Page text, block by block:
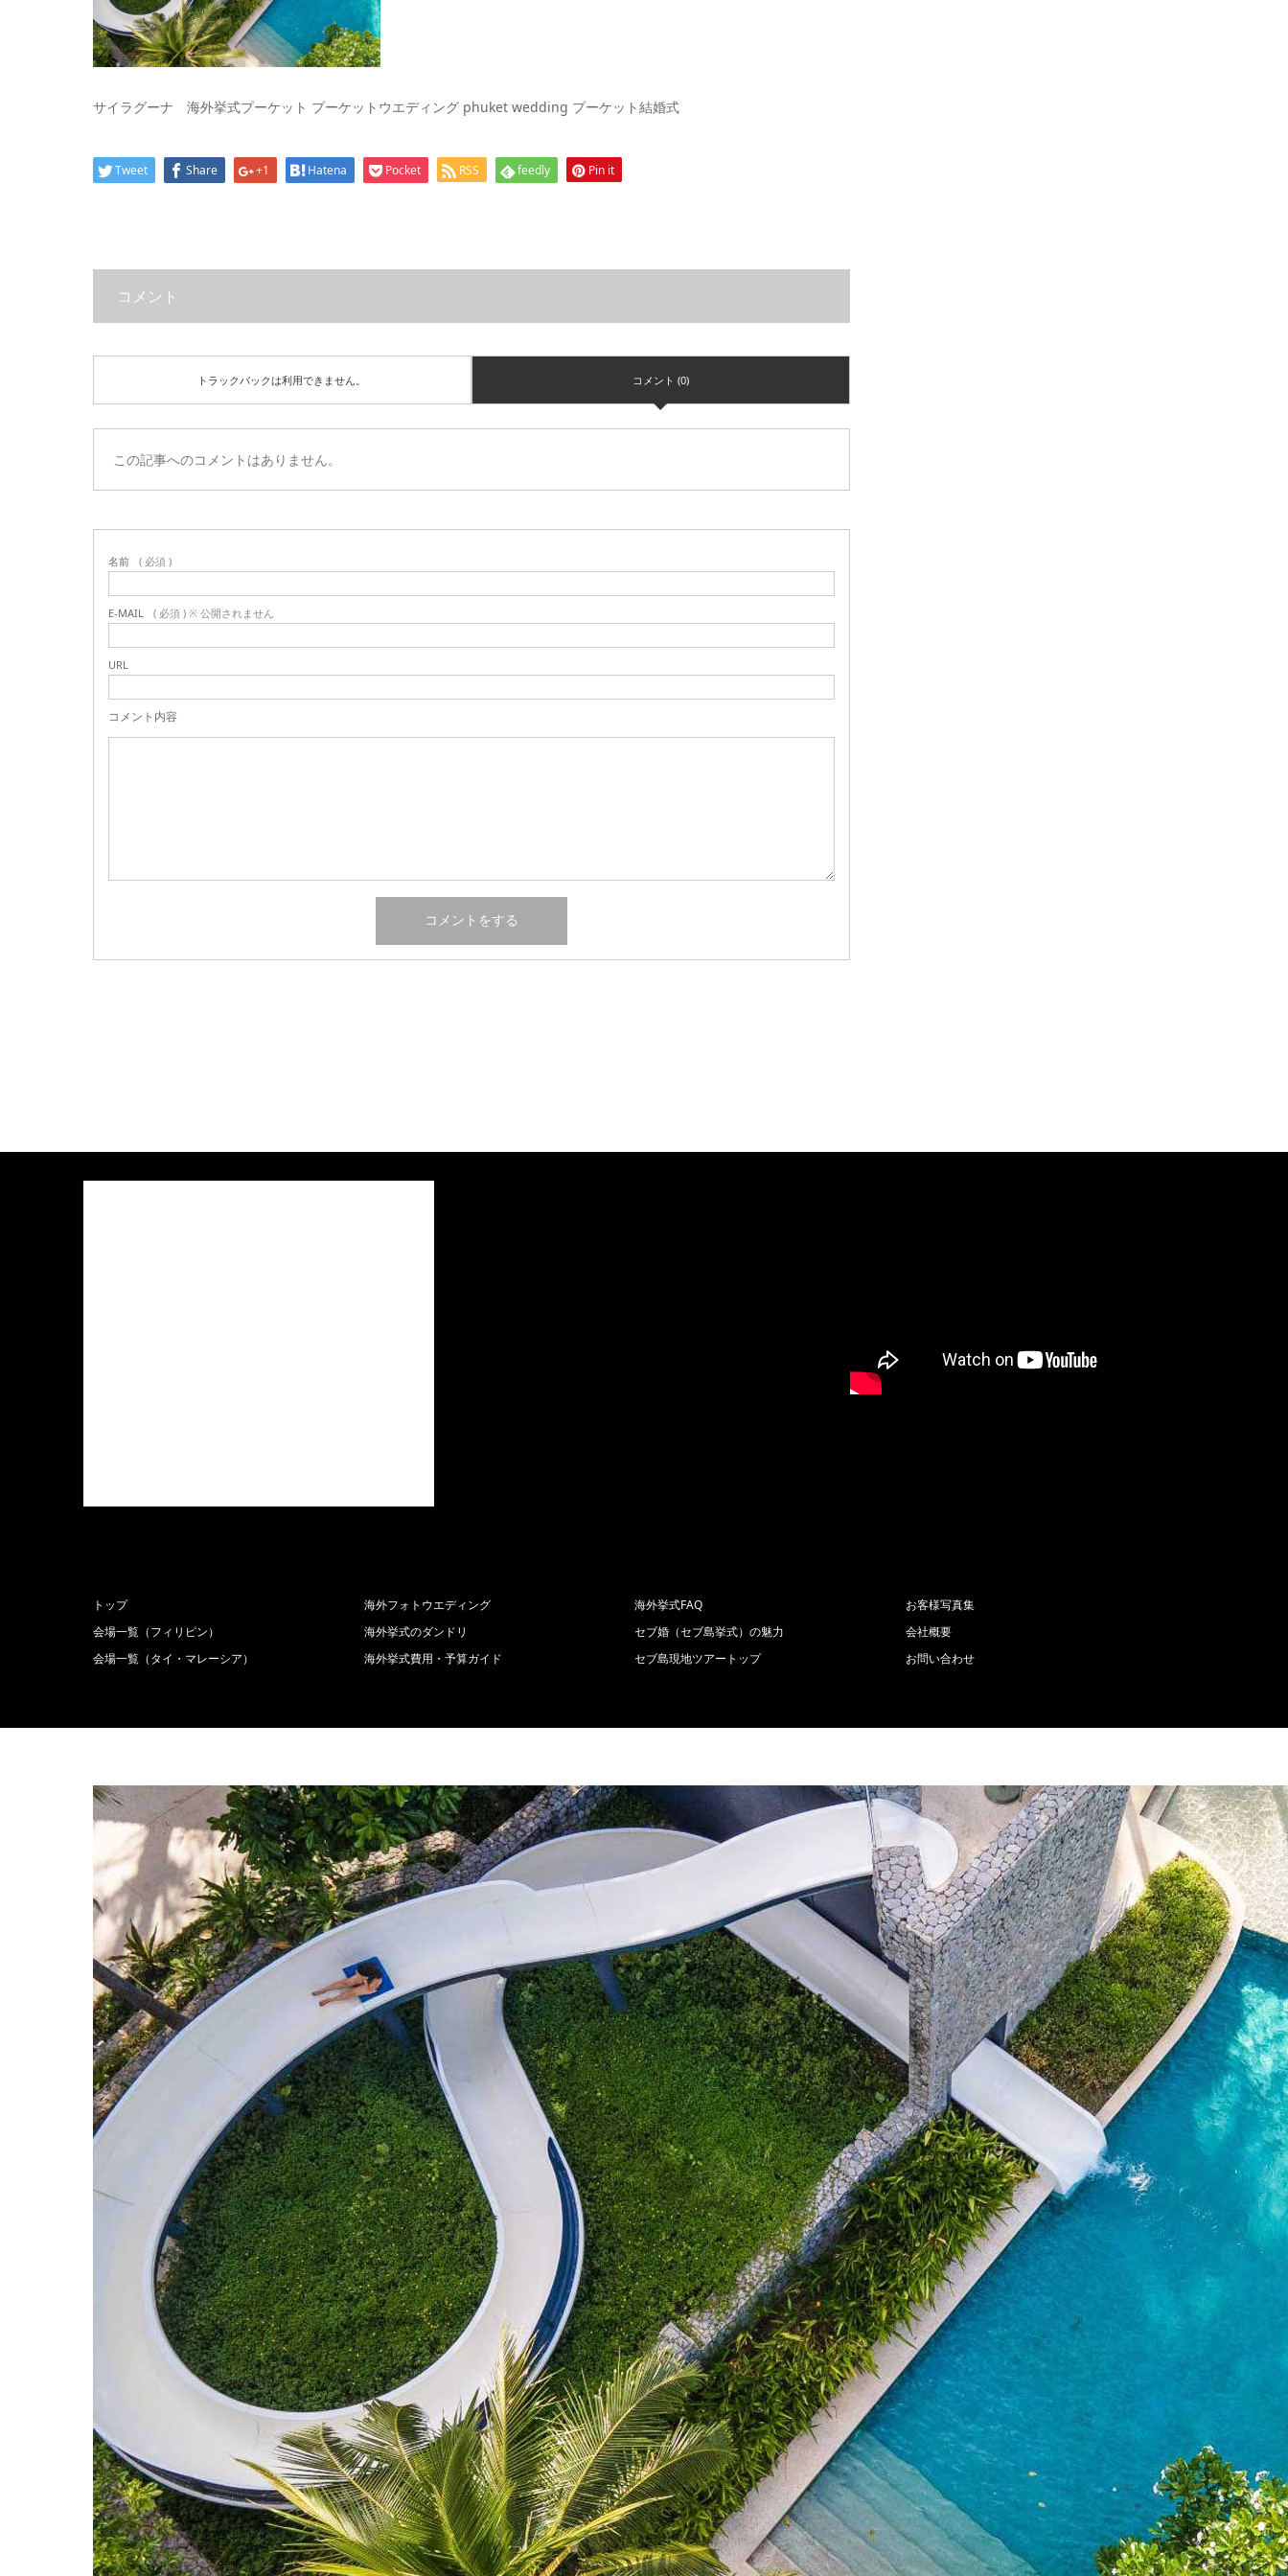
サイラグーナ 海外挙式プーケット プーケットウエディング phuket wedding プーケット結婚式
Tweet Share +1 Hatena Pocket RSS feedly Pin it
コメント
トラックバックは利用できません。 コメント (0)
この記事へのコメントはありません。
名前 ( 必須 )
E-MAIL ( 必須 ) ※ 公開されません
URL
コメント内容
トップ
会場一覧（フィリピン）
会場一覧（タイ・マレーシア）
海外フォトウエディング
海外挙式のダンドリ
海外挙式費用・予算ガイド
海外挙式FAQ
セブ婚（セブ島挙式）の魅力
セブ島現地ツアートップ
お客様写真集
会社概要
お問い合わせ